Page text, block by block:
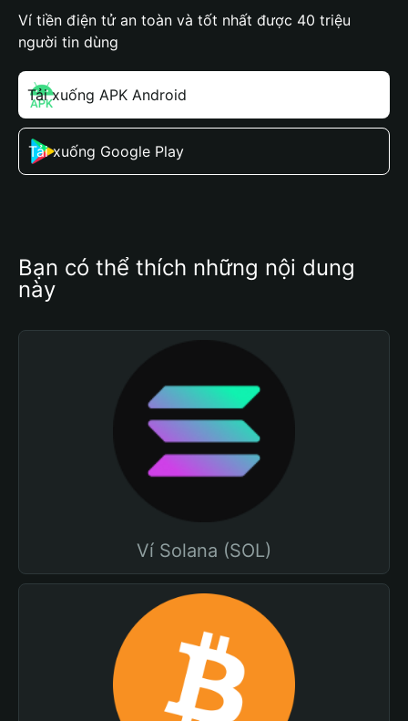
Ví tiền điện tử an toàn và tốt nhất được 40 triệu
người tin dùng
Tải xuống APK Android
Tải xuống Google Play
Bạn có thể thích những nội dung
này
Ví Solana (SOL)